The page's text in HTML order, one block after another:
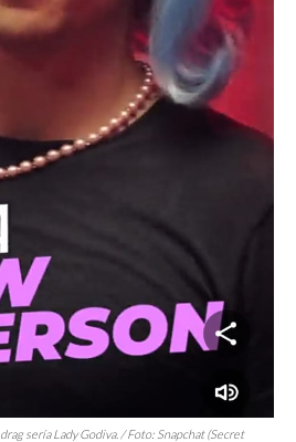
dragsería Lady Godiva. / Foto: Snapchat (Secret